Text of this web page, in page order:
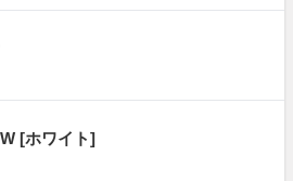
[ホワイト]